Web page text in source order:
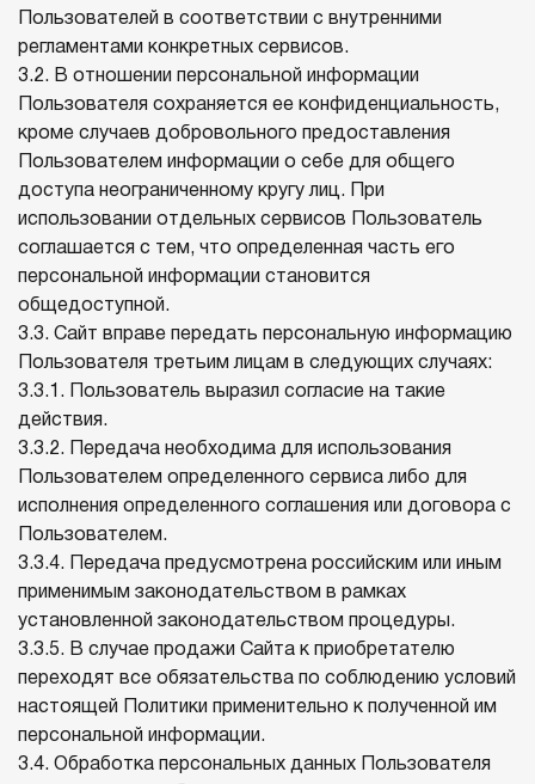
Пользователей в соответствии с внутренними
регламентами конкретных сервисов.
3.2. В отношении персональной информации
Пользователя сохраняется ее конфиденциальность,
кроме случаев добровольного предоставления
Пользователем информации о себе для общего
доступа неограниченному кругу лиц. При
использовании отдельных сервисов Пользователь
соглашается с тем, что определенная часть его
персональной информации становится
общедоступной.
3.3. Сайт вправе передать персональную информацию
Пользователя третьим лицам в следующих случаях:
3.3.1. Пользователь выразил согласие на такие
действия.
3.3.2. Передача необходима для использования
Пользователем определенного сервиса либо для
исполнения определенного соглашения или договора с
Пользователем.
3.3.4. Передача предусмотрена российским или иным
применимым законодательством в рамках
установленной законодательством процедуры.
3.3.5. В случае продажи Сайта к приобретателю
переходят все обязательства по соблюдению условий
настоящей Политики применительно к полученной им
персональной информации.
3.4. Обработка персональных данных Пользователя